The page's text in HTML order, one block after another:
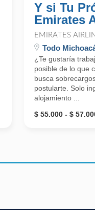
Y si Tu
Emirates
EMIRATES
Todo
¿Te gustaría
posible de lo que
busca
postularte. Solo
alojamiento ...
$ 55.000 - $